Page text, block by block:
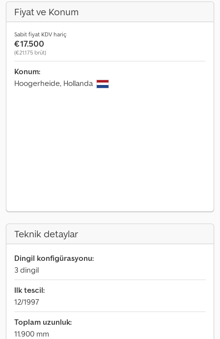
Fiyat ve Konum
Sabit fiyat KDV hariç
€17.500
(€21.175 brüt)
Konum:
Hoogerheide, Hollanda
Teknik detaylar
Dingil konfigürasyonu:
3 dingil
Ilk tescil:
12/1997
Toplam uzunluk:
11.900 mm